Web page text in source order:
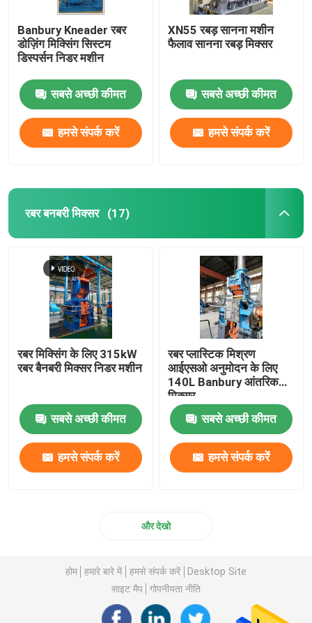
Banbury Kneader रबर
डोज़िंग मिक्सिंग सिस्टम
डिस्पर्सन निडर मशीन
सबसे अच्छी कीमत
हमसे संपर्क करें
XN55 रबड़ सानना मशीन
फैलाव सानना रबड़ मिक्सर
सबसे अच्छी कीमत
हमसे संपर्क करें
रबर बनबरी मिक्सर (17)
रबर मिक्सिंग के लिए 315kW
रबर बैनबरी मिक्सर निडर मशीन
सबसे अच्छी कीमत
हमसे संपर्क करें
रबर प्लास्टिक मिश्रण
आईएसओ अनुमोदन के लिए
140L Banbury आंतरिक
मिक्सर
सबसे अच्छी कीमत
हमसे संपर्क करें
और देखो
होम हमारे बारे में हमसे संपर्क करें
Desktop Site
साइट मैप
गोपनीयता नीति